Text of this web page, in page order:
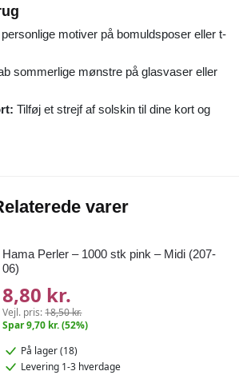
motiver på bomuldsposer eller t-
sommerlige mønstre på glasvaser eller
Tilføj et strejf af solskin til dine kort og
varer
Hama Perler – 1000 stk pink – Midi (207-
06)
8,80 kr.
Vejl. pris:18,50 kr.
Spar 9,70 kr. (52%)
På lager (18)
Levering 1-3 hverdage